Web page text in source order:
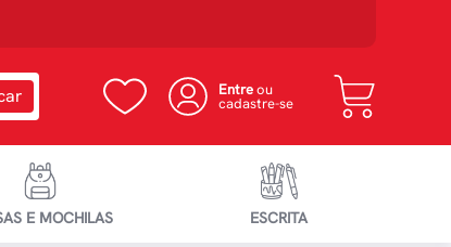
Entreou
cadastre-se
E MOCHILAS ESCRITA